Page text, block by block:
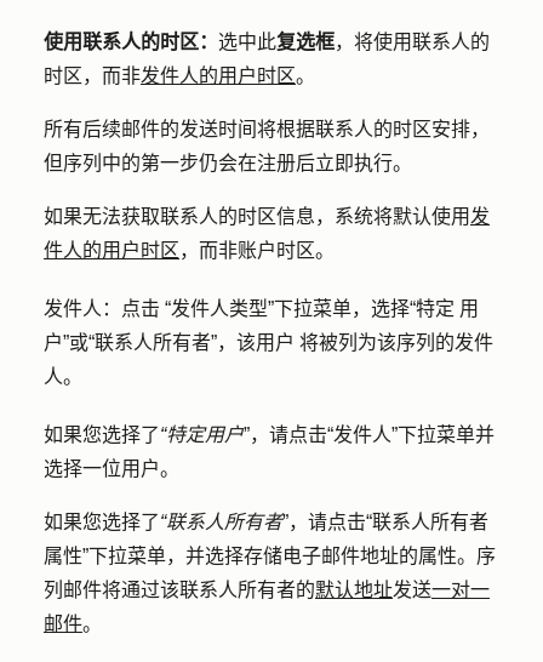
使用联系人的时区： 选中此复选框，将使用联系人的
时区，而非发件人的用户时区。
所有后续邮件的发送时间将根据联系人的时区安排，
但序列中的第一步仍会在注册后立即执行。
如果无法获取联系人的时区信息，系统将默认使用 发
件人的用户时区，而非账户时区。
发件人：点击 “发件人类型”下拉菜单，选择“特定 用
户”或“联系人所有者”，该用户 将被列为该序列的发件
人。
如果您选择了“特定用户”，请点击“发件人”下拉菜单并
选择一位用户。
如果您选择了“联系人所有者”，请点击“联系人所有者
属性”下拉菜单，并选择存储电子邮件地址的属性。序
列邮件将通过该联系人所有者的默认地址发送一对一
邮件。